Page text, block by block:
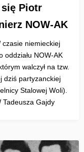
się Piotr
NOW-AK
czasie niemieckiej
oddziału NOW-AK
walczył na tzw.
dziś partyzanckiej
Stalowej Woli).
Tadeusza Gajdy